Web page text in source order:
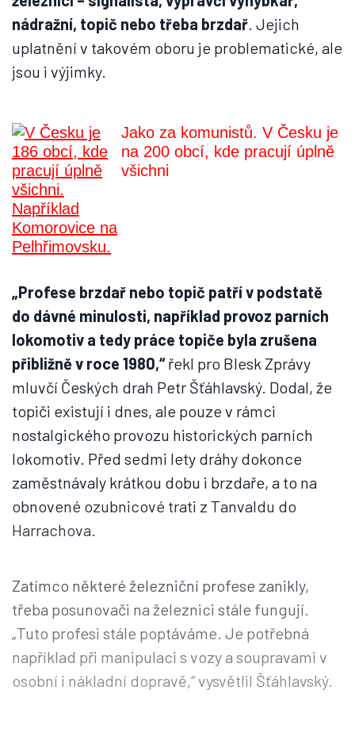
nádražní, topič nebo třeba brzdař. Jejich
uplatnění v takovém oboru je problematické, ale
jsou i výjimky.
Jako za komunistů. V Česku je
na 200 obcí, kde pracují úplně
všichni
„Profese brzdař nebo topič patří v podstatě
do dávné minulosti, například provoz parních
lokomotiv a tedy práce topiče byla zrušena
přibližně v roce 1980,“řekl pro Blesk Zprávy
mluvčí Českých drah Petr Šťáhlavský. Dodal, že
topiči existují i dnes, ale pouze v rámci
nostalgického provozu historických parních
lokomotiv. Před sedmi lety dráhy dokonce
zaměstnávaly krátkou dobu i brzdaře, a to na
obnovené ozubnicové trati z Tanvaldu do
Harrachova.
Zatímco některé železniční profese zanikly,
třeba posunovači na železnici stále fungují.
„Tuto profesi stále poptáváme. Je potřebná
například při manipulaci s vozy a soupravami v
osobní i nákladní dopravě,“ vysvětlil Šťáhlavský.